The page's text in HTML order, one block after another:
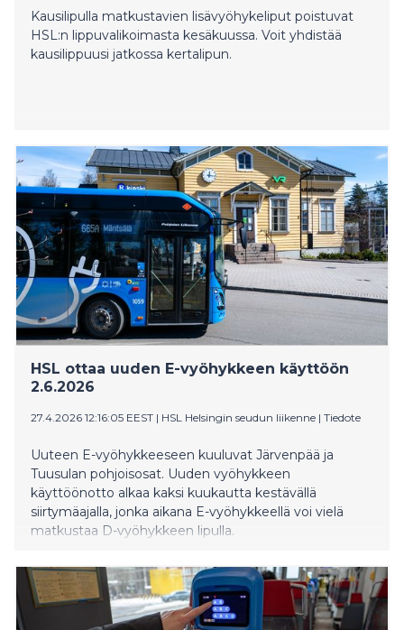
Kausilipulla matkustavien lisävyöhykeliput poistuvat
HSL:n lippuvalikoimasta kesäkuussa. Voit yhdistää
kausilippuusi jatkossa kertalipun.
HSL ottaa uuden E-vyöhykkeen käyttöön
2.6.2026
27.4.2026 12:16:05 EEST | HSL Helsingin seudun liikenne | Tiedote
Uuteen E-vyöhykkeeseen kuuluvat Järvenpää ja
Tuusulan pohjoisosat. Uuden vyöhykkeen
käyttöönotto alkaa kaksi kuukautta kestävällä
siirtymäajalla, jonka aikana E-vyöhykkeellä voi vielä
matkustaa D-vyöhykkeen lipulla.